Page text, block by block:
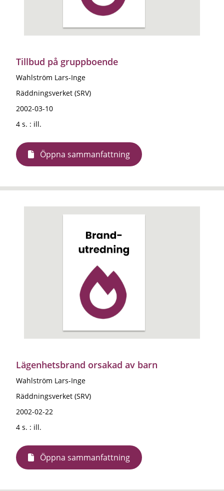
Tillbud på gruppboende
Wahlström Lars-Inge
Räddningsverket (SRV)
2002-03-10
4 s. : ill.
Öppna sammanfattning
Lägenhetsbrand orsakad av barn
Wahlström Lars-Inge
Räddningsverket (SRV)
2002-02-22
4 s. : ill.
Öppna sammanfattning